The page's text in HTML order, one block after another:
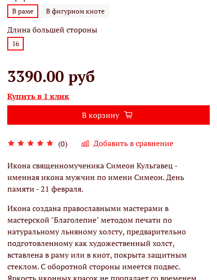
(0) Добавить в сравнение
В раме В фигурном киоте
Длина большей стороны
16
3390.00 руб
Купить в 1 клик
В корзину
Икона священномученика Симеон Кульгавец -
именная икона мужчин по имени Симеон. День
памяти - 21 февраля.
Икона создана православными мастерами в
мастерской "Благолепие" методом печати по
натуральному льняному холсту, предварительно
подготовленному как художественный холст,
вставлена в раму или в киот, покрыта защитным
стеклом. С оборотной стороны имеется подвес.
Яркость иконных красок не пропадает со временем.